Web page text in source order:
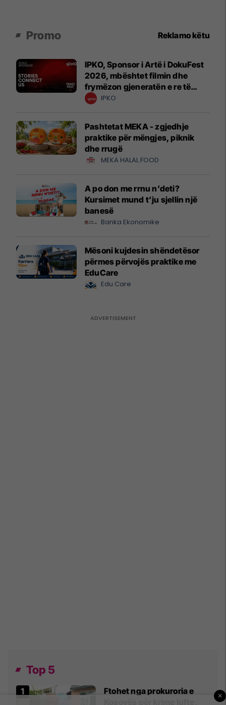
Promo Reklamo këtu
IPKO, Sponsor i Artë i DokuFest
2026, mbështet filmin dhe
frymëzon gjeneratën e re të
krijuesve
IPKO
Pashtetat MEKA - zgjedhje
praktike për mëngjes, piknik
dhe rrugë
MEKA HALAL FOOD
A po don me rrnu n’deti?
Kursimet mund t’ju sjellin një
banesë
Banka Ekonomike
Mësoni kujdesin shëndetësor
përmes përvojës praktike me
EduCare
Edu Care
Top 5
Ftohet nga prokuroria e
×